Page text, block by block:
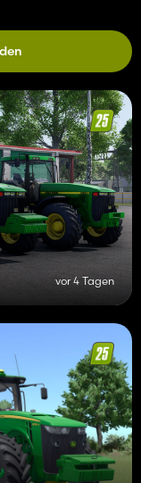
vor 4 Tagen